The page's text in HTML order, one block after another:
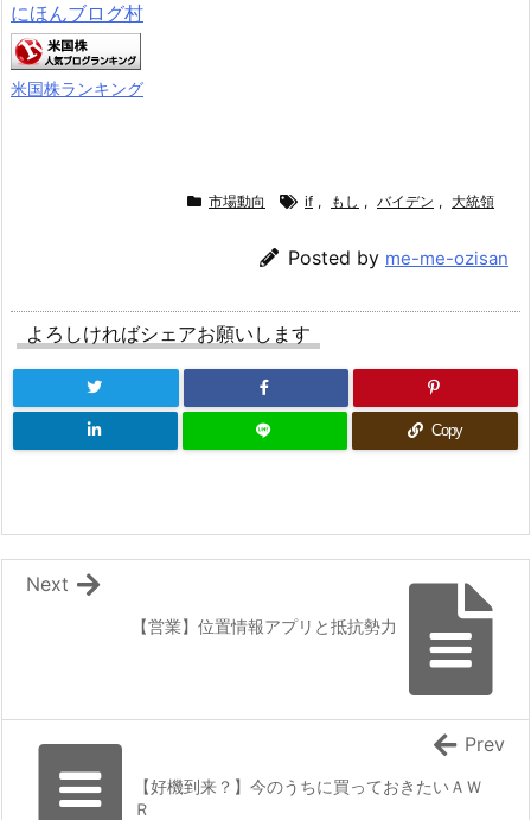
にほんブログ村
米国株ランキング
市場動向 if , もし , バイデン , 大統領
Posted by me-me-ozisan
よろしければシェアお願いします
Copy
【営業】位置情報アプリと抵抗勢力
Next
【好機到来？】今のうちに買っておきたいＡＷ
Ｒ
Prev